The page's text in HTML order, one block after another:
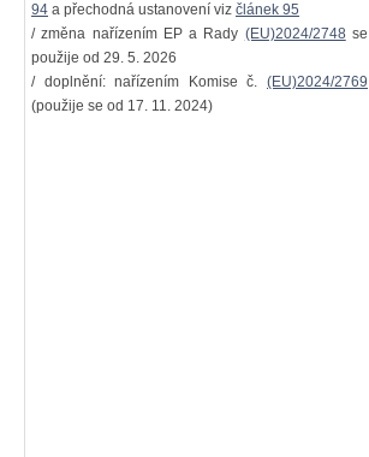
94 a přechodná ustanovení viz článek 95
/ změna nařízením EP a Rady (EU)2024/2748 se
použije od 29. 5. 2026
/ doplnění: nařízením Komise č. (EU)2024/2769
(použije se od 17. 11. 2024)